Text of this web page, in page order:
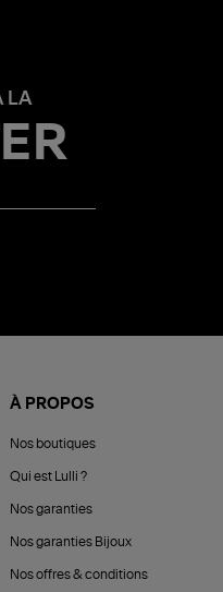
LA
À PROPOS
Nos boutiques
Qui est Lulli ?
Nos garanties
Nos garanties Bijoux
Nos offres & conditions